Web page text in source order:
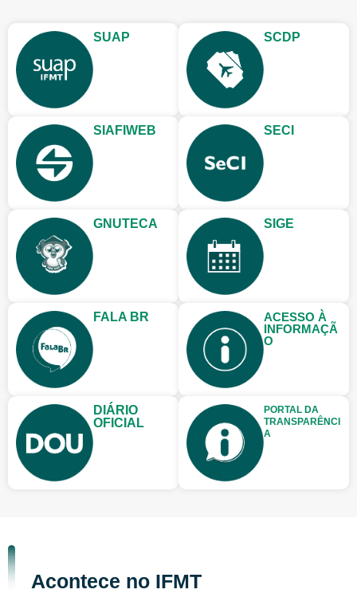
SUAP SCDP
SIAFIWEB SECI
GNUTECA SIGE
FALA BR
ACESSO À
INFORMAÇÃ
O
DIÁRIO
OFICIAL
PORTAL DA
TRANSPARÊNCI
A
Acontece no IFMT